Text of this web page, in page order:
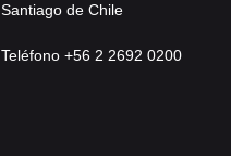
Santiago de Chile
Teléfono +56 2 2692 0200